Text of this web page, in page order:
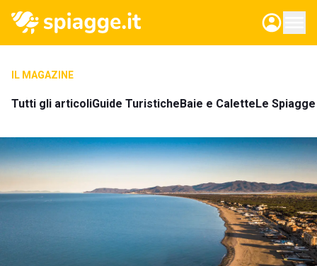
IL MAGAZINE
Tutti gli articoliGuide TuristicheBaie e CaletteLe